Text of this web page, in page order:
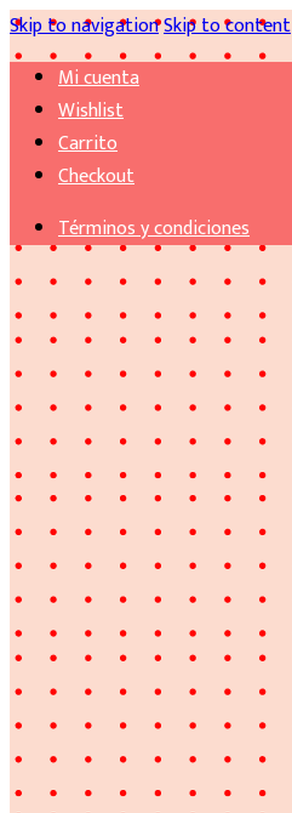
Skip to navigationSkip to content
Mi cuenta
Wishlist
Carrito
Checkout
Términos y condiciones